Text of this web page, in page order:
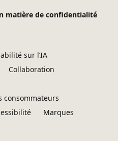
matière de confidentialité
sur l’IA
Collaboration
consommateurs
Marques